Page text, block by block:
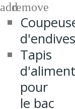
addremove
d'endives
Tapis
pour
le bac